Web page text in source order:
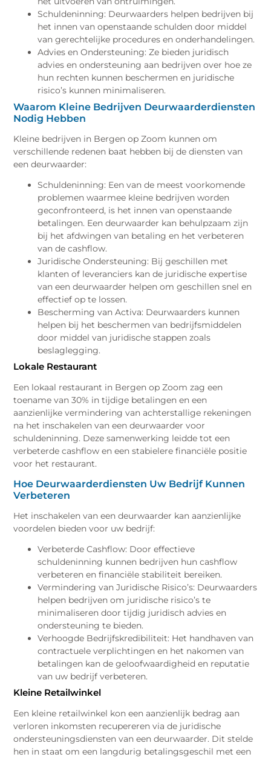
Schuldeninning: Deurwaarders helpen bedrijven bij
het innen van openstaande schulden door middel
van gerechtelijke procedures en onderhandelingen.
Advies en Ondersteuning: Ze bieden juridisch
advies en ondersteuning aan bedrijven over hoe ze
hun rechten kunnen beschermen en juridische
risico’s kunnen minimaliseren.
Waarom Kleine Bedrijven Deurwaarderdiensten
Nodig Hebben
Kleine bedrijven in Bergen op Zoom kunnen om
verschillende redenen baat hebben bij de diensten van
een deurwaarder:
Schuldeninning: Een van de meest voorkomende
problemen waarmee kleine bedrijven worden
geconfronteerd, is het innen van openstaande
betalingen. Een deurwaarder kan behulpzaam zijn
bij het afdwingen van betaling en het verbeteren
van de cashflow.
Juridische Ondersteuning: Bij geschillen met
klanten of leveranciers kan de juridische expertise
van een deurwaarder helpen om geschillen snel en
effectief op te lossen.
Bescherming van Activa: Deurwaarders kunnen
helpen bij het beschermen van bedrijfsmiddelen
door middel van juridische stappen zoals
beslaglegging.
Lokale Restaurant
Een lokaal restaurant in Bergen op Zoom zag een
toename van 30% in tijdige betalingen en een
aanzienlijke vermindering van achterstallige rekeningen
na het inschakelen van een deurwaarder voor
schuldeninning. Deze samenwerking leidde tot een
verbeterde cashflow en een stabielere financiële positie
voor het restaurant.
Hoe Deurwaarderdiensten Uw Bedrijf Kunnen
Verbeteren
Het inschakelen van een deurwaarder kan aanzienlijke
voordelen bieden voor uw bedrijf:
Verbeterde Cashflow: Door effectieve
schuldeninning kunnen bedrijven hun cashflow
verbeteren en financiële stabiliteit bereiken.
Vermindering van Juridische Risico’s: Deurwaarders
helpen bedrijven om juridische risico’s te
minimaliseren door tijdig juridisch advies en
ondersteuning te bieden.
Verhoogde Bedrijfskredibiliteit: Het handhaven van
contractuele verplichtingen en het nakomen van
betalingen kan de geloofwaardigheid en reputatie
van uw bedrijf verbeteren.
Kleine Retailwinkel
Een kleine retailwinkel kon een aanzienlijk bedrag aan
verloren inkomsten recupereren via de juridische
ondersteuningsdiensten van een deurwaarder. Dit stelde
hen in staat om een langdurig betalingsgeschil met een